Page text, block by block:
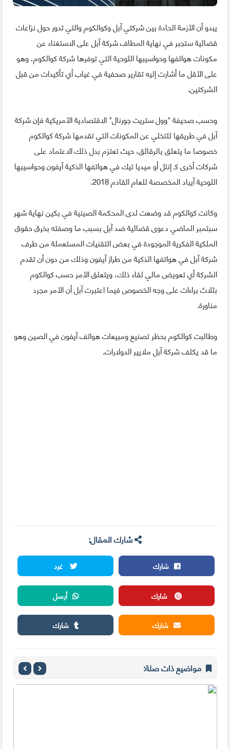
يبدو أن الأزمة الحادة بين شركتي آبل وكوالكوم والتي تدور حول نزاعات
قضائية ستجبر في نهاية المطاف شركة آبل على الاستغناء عن
مكونات هواتفها وحواسيبها اللوحية التي توفرها شركة كوالكوم، وهو
على الأقل ما أشارت إليه تقارير صحفية في غياب أي تأكيدات من قبل
الشركتين.
وحسب صحيفة "وول ستريت جورنال" الاقتصادية الأمريكية فإن شركة
آبل في طريقها للتخلي عن المكونات التي تقدمها شركة كوالكوم
خصوصا ما يتعلق بالرقائق، حيث تعتزم بدل ذلك الاعتماد على
شركات أخرى كـ إنتل أو ميديا تيك في هواتفها الذكية آيفون وحواسيبها
اللوحية آيباد المخصصة للعام القادم 2018.
وكانت كوالكوم قد وضعت لدى المحكمة الصينية في بكين نهاية شهر
سبتمبر الماضي دعوى قضائية ضد آبل بسبب ما وصفته بخرق حقوق
الملكية الفكرية الموجودة في بعض التقنيات المستعملة من طرف
شركة آبل في هواتفها الذكية من طراز آيفون وذلك من دون أن تقدم
الشركة أي تعويض مالي لقاء ذلك، ويتعلق الأمر حسب كوالكوم
بثلاث براءات على وجه الخصوص فيما اعتبرت آبل أن الأمر مجرد
مناورة.
وطالبت كوالكوم بحظر تصنيع ومبيعات هواتف آيفون في الصين وهو
ما قد يكلف شركة آبل ملايير الدولارات.
شارك المقال:
شارك
غرد
شارك
أرسل
شارك
شارك
مواضيع ذات صلة: